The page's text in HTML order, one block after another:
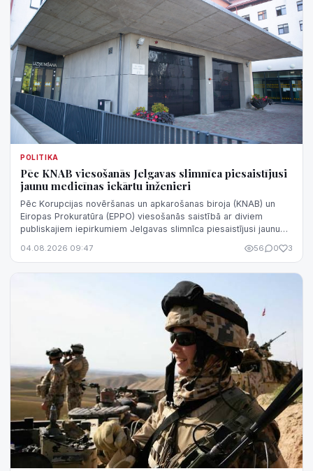
POLITIKA
Pēc KNAB viesošanās Jelgavas slimnīca piesaistījusi
jaunu medicīnas iekārtu inženieri
Pēc Korupcijas novēršanas un apkarošanas biroja (KNAB) un
Eiropas Prokuratūra (EPPO) viesošanās saistībā ar diviem
publiskajiem iepirkumiem Jelgavas slimnīca piesaistījusi jaunu
04.08.2026 09:47 56 0 3